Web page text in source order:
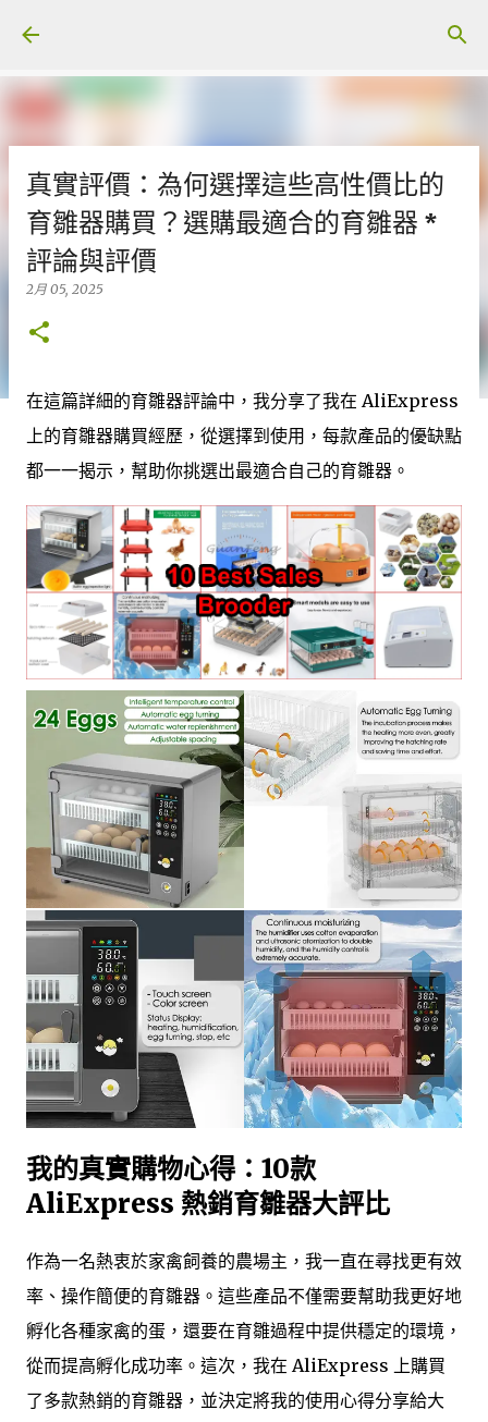
真實評價：為何選擇這些高性價比的
育雛器購買？選購最適合的育雛器 *
評論與評價
2月 05, 2025
在這篇詳細的育雛器評論中，我分享了我在 AliExpress
上的育雛器購買經歷，從選擇到使用，每款產品的優缺點
都一一揭示，幫助你挑選出最適合自己的育雛器。
我的真實購物心得：10款
AliExpress 熱銷育雛器大評比
作為一名熱衷於家禽飼養的農場主，我一直在尋找更有效
率、操作簡便的育雛器。這些產品不僅需要幫助我更好地
孵化各種家禽的蛋，還要在育雛過程中提供穩定的環境，
從而提高孵化成功率。這次，我在 AliExpress 上購買
了多款熱銷的育雛器，並決定將我的使用心得分享給大